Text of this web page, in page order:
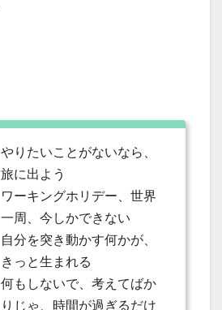
やりたいことがないなら、
旅に出よう
ワーキングホリデー、世界
一周、今しかできない
自分を突き動かす何かが、
きっと生まれる
何もしないで、考えてばか
りじゃ、時間が過ぎるだけ